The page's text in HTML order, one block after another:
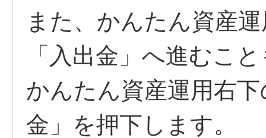
また、かんたん資産
「入出金」へ進むこ
かんたん資産運用右
金」を押下します。